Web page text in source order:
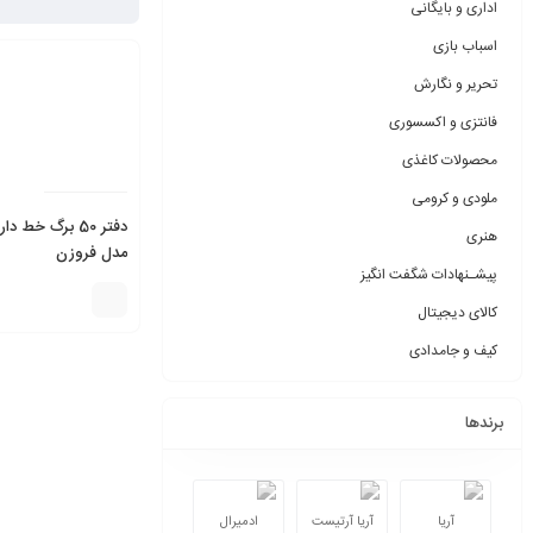
اداری و بایگانی
اسباب بازی
تحریر و نگارش
فانتزی و اکسسوری
محصولات کاغذی
ملودی و کرومی
هنری
پیشـنهادات شگفت انگیز
کالای دیجیتال
کیف و جامدادی
برندها
آریا آریا آرتیست ادمیرال
دفتر 50 برگ
مدل فروزن